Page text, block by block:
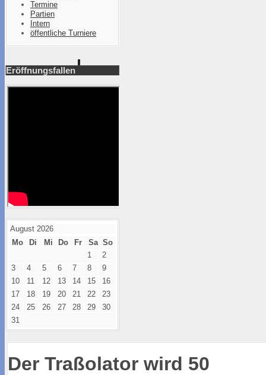
Termine
Partien
Intern
öffentliche Turniere
Eröffnungsfallen
August 2026
Mo
Di Mi Do Fr Sa So
1
2
3
4 5 6 7 8
9
10
11 12 13 14 15
16
17
18 19 20 21 22
23
24
25 26 27 28 29
30
31
Der Traßolator wird 50